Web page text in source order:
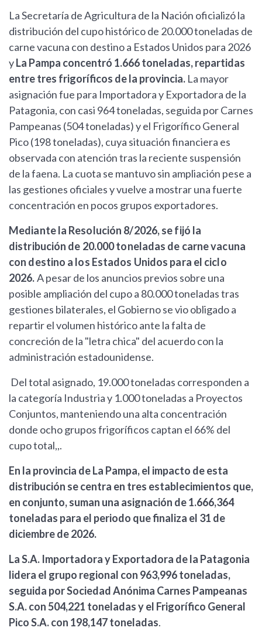
La Secretaría de Agricultura de la Nación oficializó la
distribución del cupo histórico de 20.000 toneladas de
carne vacuna con destino a Estados Unidos para 2026
yLa Pampa concentró 1.666 toneladas, repartidas
entre tres frigoríficos de la provincia. La mayor
asignación fue para Importadora y Exportadora de la
Patagonia, con casi 964 toneladas, seguida por Carnes
Pampeanas (504 toneladas) y el Frigorífico General
Pico (198 toneladas), cuya situación financiera es
observada con atención tras la reciente suspensión
de la faena. La cuota se mantuvo sin ampliación pese a
las gestiones oficiales y vuelve a mostrar una fuerte
concentración en pocos grupos exportadores.
Mediante la Resolución 8/2026, se fijó la
distribución de 20.000 toneladas de carne vacuna
con destino a los Estados Unidos para el ciclo
2026.A pesar de los anuncios previos sobre una
posible ampliación del cupo a 80.000 toneladas tras
gestiones bilaterales, el Gobierno se vio obligado a
repartir el volumen histórico ante la falta de
concreción de la "letra chica" del acuerdo con la
administración estadounidense.
Del total asignado, 19.000 toneladas corresponden a
la categoría Industria y 1.000 toneladas a Proyectos
Conjuntos, manteniendo una alta concentración
donde ocho grupos frigoríficos captan el 66% del
cupo total,,.
En la provincia de La Pampa, el impacto de esta
distribución se centra en tres establecimientos que,
en conjunto, suman una asignación de 1.666,364
toneladas para el periodo que finaliza el 31 de
diciembre de 2026.
La S.A. Importadora y Exportadora de la Patagonia
lidera el grupo regional con 963,996 toneladas,
seguida por Sociedad Anónima Carnes Pampeanas
S.A. con 504,221 toneladas y el Frigorífico General
Pico S.A. con 198,147 toneladas.